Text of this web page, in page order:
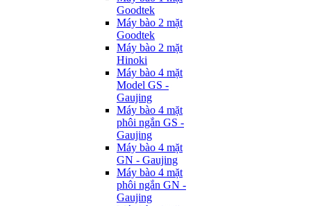
Goodtek
Máy bào 2 mặt
Goodtek
Máy bào 2 mặt
Hinoki
Máy bào 4 mặt
Model GS -
Gaujing
Máy bào 4 mặt
phôi ngắn GS -
Gaujing
Máy bào 4 mặt
GN - Gaujing
Máy bào 4 mặt
phôi ngắn GN -
Gaujing